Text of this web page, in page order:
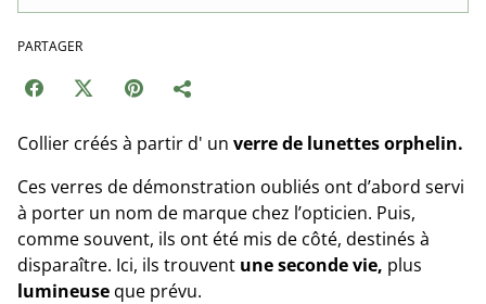
PARTAGER
Collier créés à partir d' un verre de lunettes orphelin.
Ces verres de démonstration oubliés ont d’abord servi
à porter un nom de marque chez l’opticien. Puis,
comme souvent, ils ont été mis de côté, destinés à
disparaître. Ici, ils trouvent une seconde vie, plus
lumineuse que prévu.